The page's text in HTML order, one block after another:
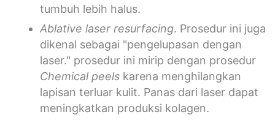
tumbuh lebih halus.
Ablative laser resurfacing. Prosedur ini juga
dikenal sebagai "pengelupasan dengan
laser." prosedur ini mirip dengan prosedur
Chemical peels karena menghilangkan
lapisan terluar kulit. Panas dari laser dapat
meningkatkan produksi kolagen.